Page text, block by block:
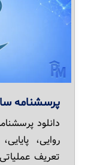
پرسشنامه
دانلود
روایی،
تعریف